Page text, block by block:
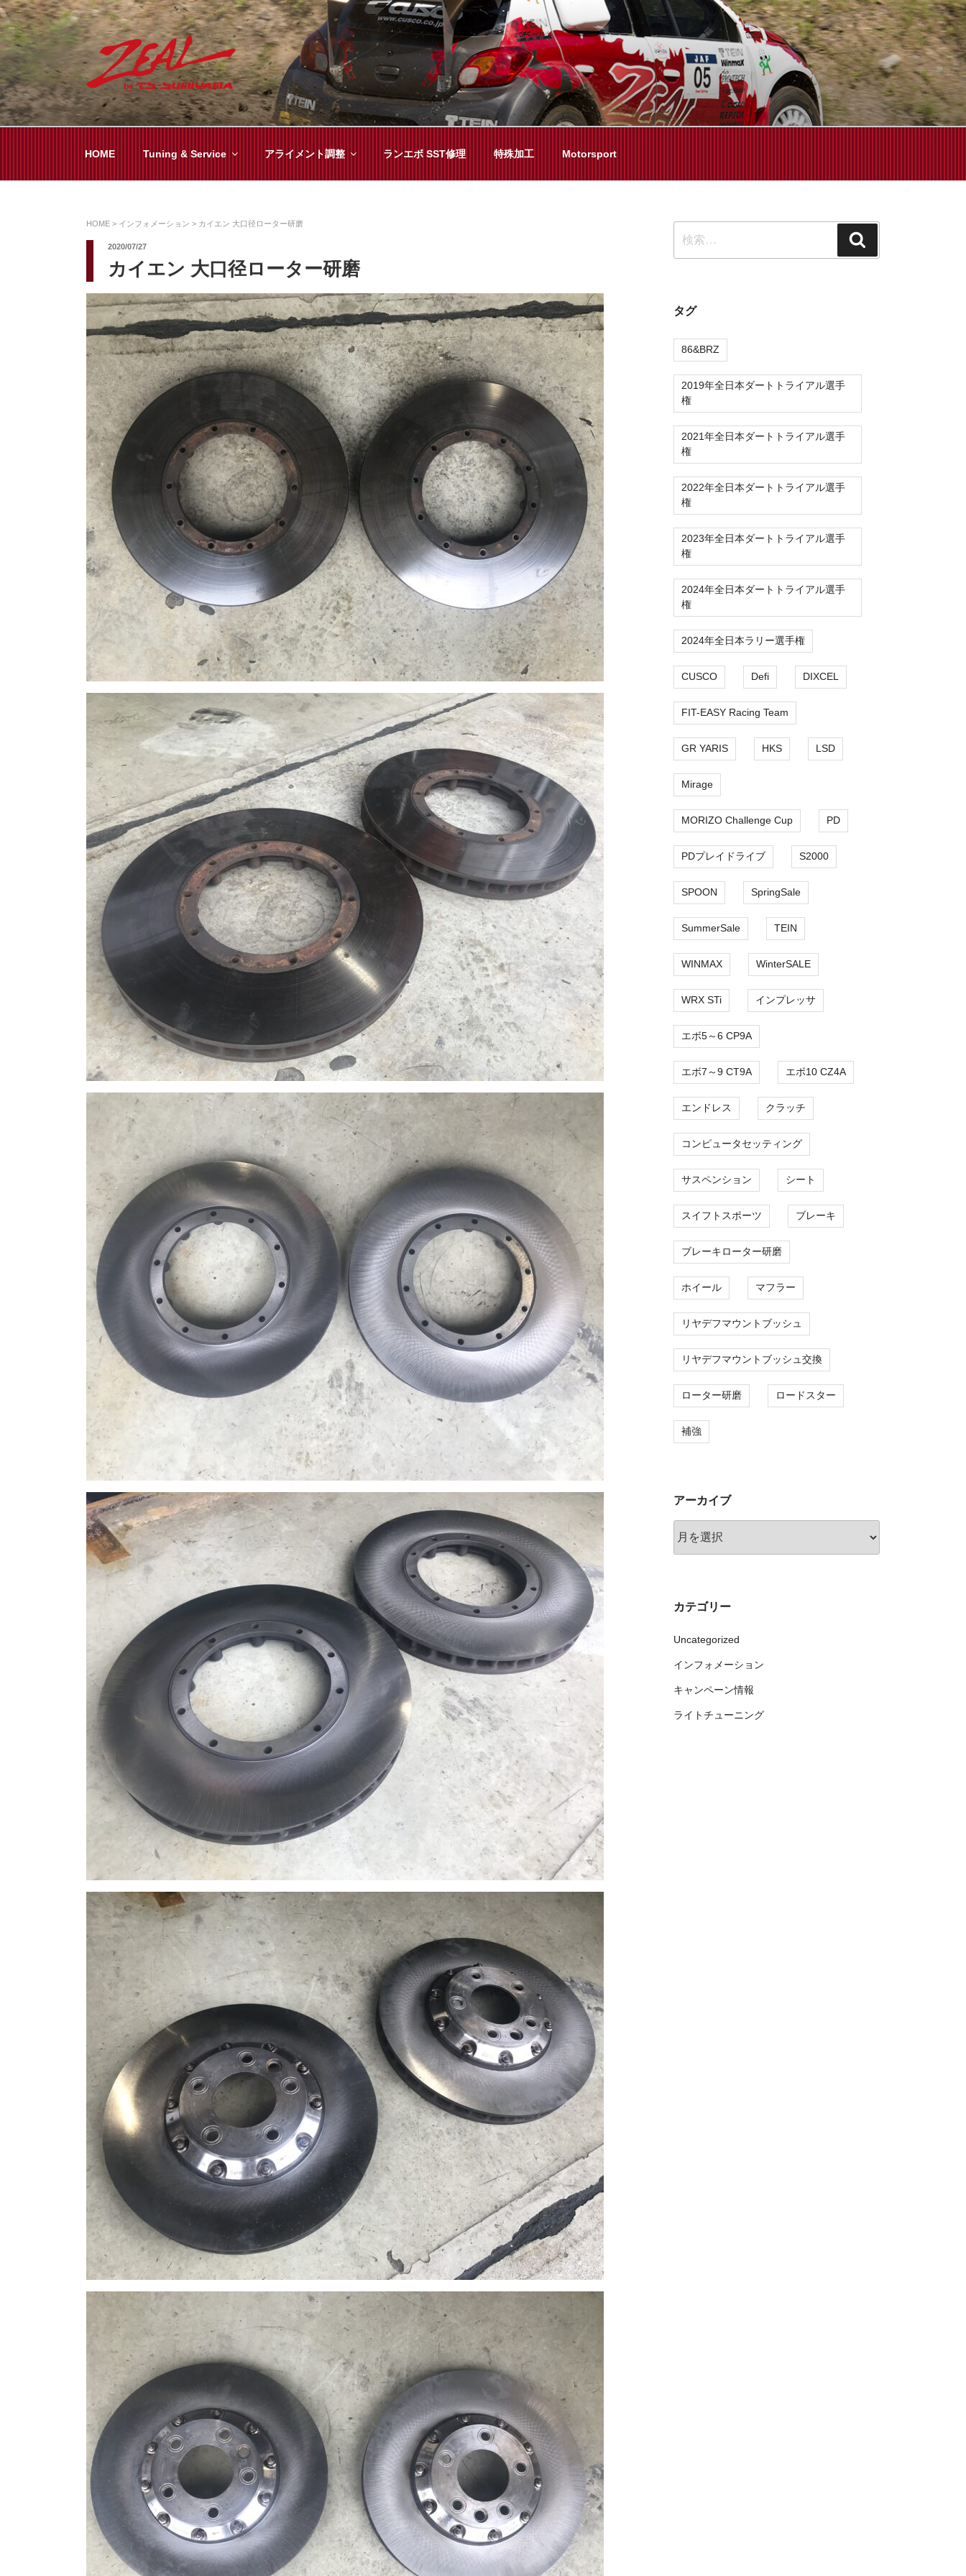
コ
ン
テ
ン
ツ
へ
ス
ZEAL BY TS-SUMIYAMA
オイル交換や車検といった日常メンテから各種チューニングまで、車に関することならジャンルフリーでお任せください!
HOME Tuning & Service アライメント調整 ランエボ SST修理 特殊加工 Motorsport
HOME > インフォメーション > カイエン 大口径ローター研磨
2020/07/27
カイエン 大口径ローター研磨
索:
索
タグ
86&BRZ
2019年全日本ダートトライアル選手
権
2021年全日本ダートトライアル選手
権
2022年全日本ダートトライアル選手
権
2023年全日本ダートトライアル選手
権
2024年全日本ダートトライアル選手
権
2024年全日本ラリー選手権
CUSCO Defi DIXCEL
FIT-EASY Racing Team
GR YARIS HKS LSD
Mirage
MORIZO Challenge Cup PD
PDプレイドライブ S2000
SPOON SpringSale
SummerSale TEIN
WINMAX WinterSALE
WRX STi インプレッサ
エボ5～6 CP9A
エボ7～9 CT9A エボ10 CZ4A
エンドレス クラッチ
コンピュータセッティング
サスペンション シート
スイフトスポーツ ブレーキ
ブレーキローター研磨
ホイール マフラー
リヤデフマウントブッシュ
リヤデフマウントブッシュ交換
ローター研磨 ロードスター
補強
アーカイブ
ー
カテゴリー
Uncategorized
インフォメーション
キャンペーン情報
ライトチューニング